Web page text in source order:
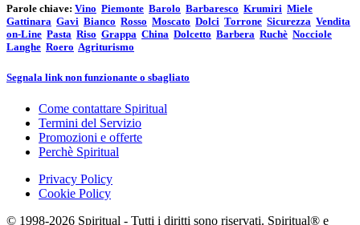
Parole chiave: Vino Piemonte Barolo Barbaresco Krumiri Miele
Gattinara Gavi Bianco Rosso Moscato Dolci Torrone Sicurezza Vendita
on-Line Pasta Riso Grappa China Dolcetto Barbera Ruchè Nocciole
Langhe Roero Agriturismo
Segnala link non funzionante o sbagliato
Come contattare Spiritual
Termini del Servizio
Promozioni e offerte
Perchè Spiritual
Privacy Policy
Cookie Policy
© 1998-2026 Spiritual - Tutti i diritti sono riservati. Spiritual® e